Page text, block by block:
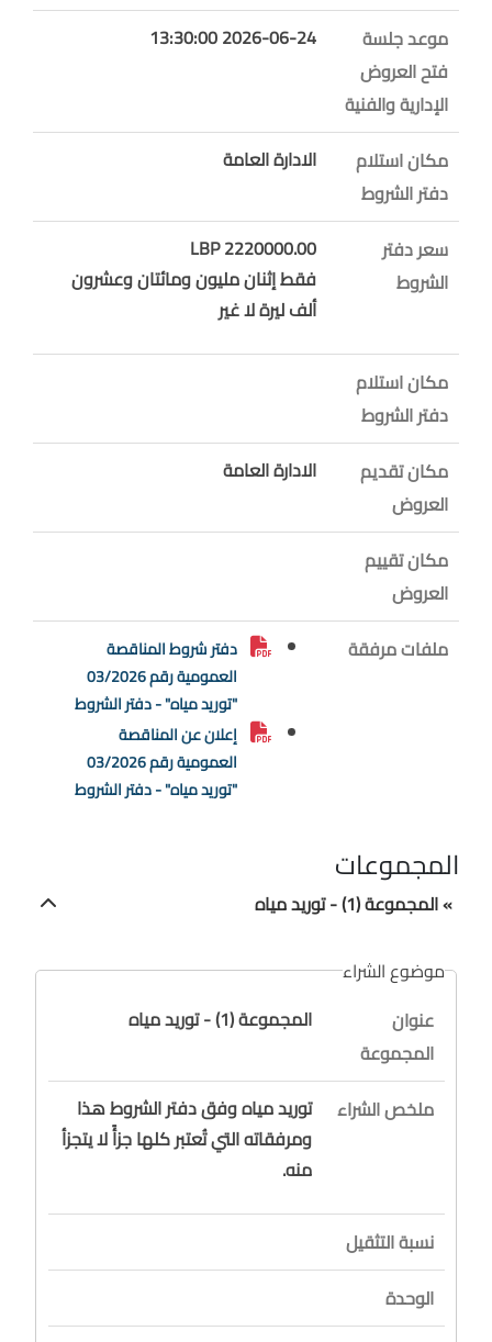
موعد جلسة
فتح العروض
الإدارية والفنية
2026-06-24 13:30:00
مكان استلام
دفتر الشروط
الادارة العامة
سعر دفتر
الشروط
2220000.00 LBP
فقط إثنان مليون ومائتان وعشرون
ألف ليرة لا غير
مكان استلام
دفتر الشروط
مكان تقديم
العروض
الادارة العامة
مكان تقييم
العروض
ملفات مرفقة
دفتر شروط المناقصة
العمومية رقم 03/2026
"توريد مياه" - دفتر الشروط
إعلان عن المناقصة
العمومية رقم 03/2026
"توريد مياه" - دفتر الشروط
المجموعات
» المجموعة (1) - توريد مياه
موضوع الشراء
عنوان
المجموعة
المجموعة (1) - توريد مياه
ملخص الشراء
توريد مياه وفق دفتر الشروط هذا
ومرفقاته التي تُعتبر كلها جزأً لا يتجزأ
منه.
نسبة التثقيل
الوحدة